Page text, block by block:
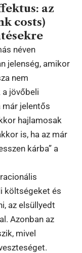
az
costs)
néven
jelenség, amikor
nem
jövőbeli
már jelentős
hajlamosak
is, ha az már
kárba” a
költségeket és
az elsüllyedt
Azonban az
mivel